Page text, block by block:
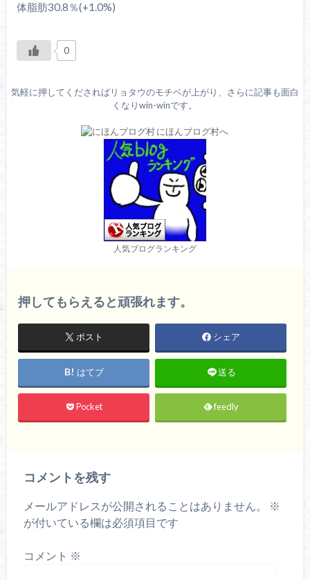
体脂肪30.8％(+1.0%)
0
気軽に押してくださればリョタウのモチベが上がり、さらに記事も面白
くなりwin-winです。
人気ブログランキング
押してもらえると頑張れます。
ポスト シェア
はてブ 送る
Pocket feedly
コメントを残す
メールアドレスが公開されることはありません。
※
が付いている欄は必須項目です
コメント ※